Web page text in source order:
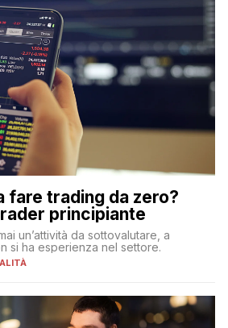
fare trading da zero?
principiante
un’attività da sottovalutare, a
si ha esperienza nel settore.